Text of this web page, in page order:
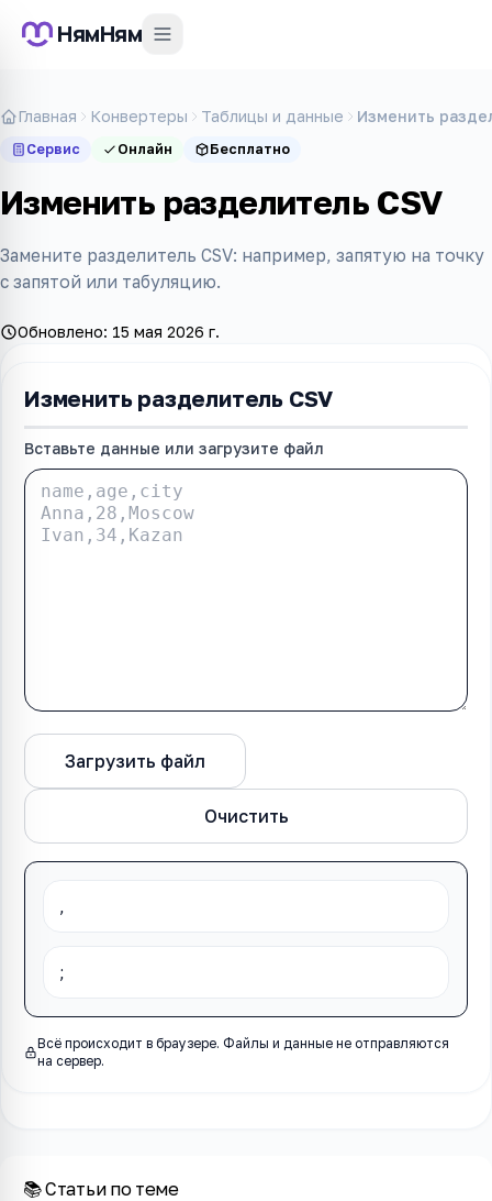
НямНям
Главная Конвертеры Таблицы и данные Изменить
Сервис Онлайн Бесплатно
Изменить разделитель CSV
Замените разделитель CSV: например, запятую на точку
с запятой или табуляцию.
Обновлено: 15 мая 2026 г.
Изменить разделитель CSV
Вставьте данные или загрузите файл
Загрузить файл
Очистить
Всё происходит в браузере. Файлы и данные не отправляются
на сервер.
📚 Статьи по теме